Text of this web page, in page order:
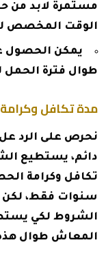
الوقت المخصص
يمكن الحصول
طوال فترة
مدة تكافل
نحرص على الرد
دائم، يستطيع
تكافل وكرامة
سنوات فقط، لكن
الشروط لكي
المعاش طوال هذه